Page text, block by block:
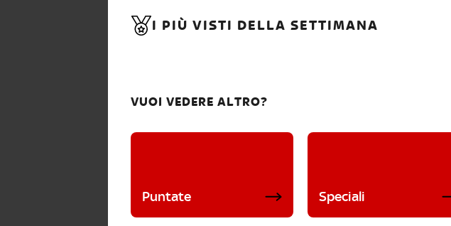
I PIÙ VISTI DELLA SETTIMANA
VUOI VEDERE ALTRO?
Puntate Speciali